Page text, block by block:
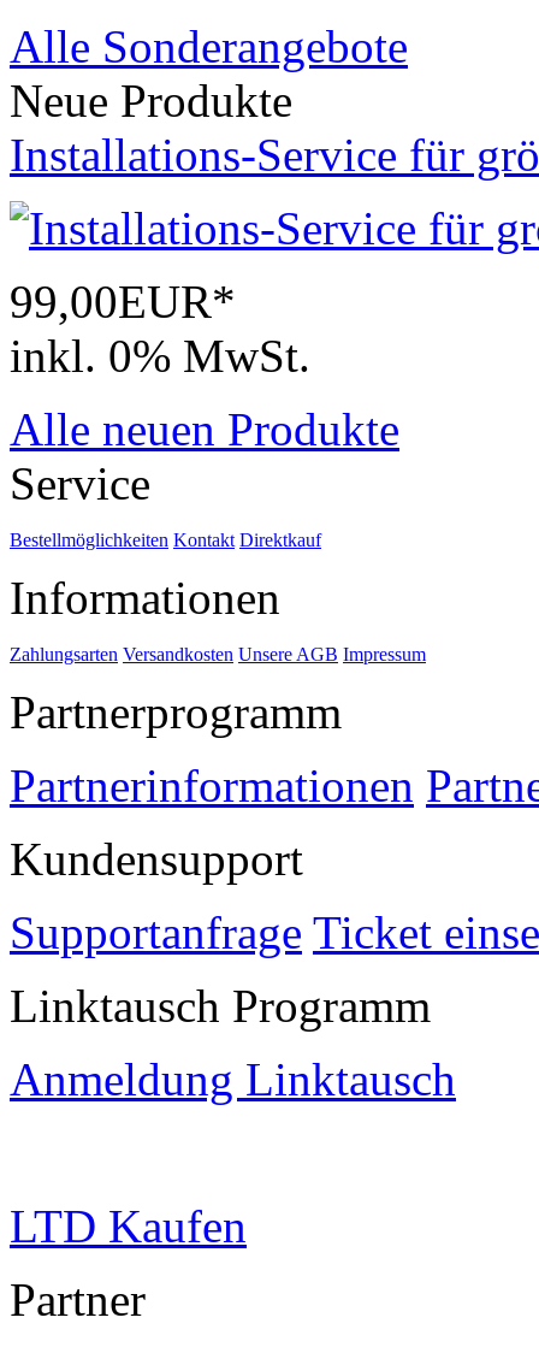
Alle Sonderangebote
Neue Produkte
Installations-Service für
99,00EUR*
inkl. 0% MwSt.
Alle neuen Produkte
Service
Bestellmöglichkeiten Kontakt Direktkauf
Informationen
Zahlungsarten Versandkosten Unsere AGB Impressum
Partnerprogramm
Partnerinformationen
Kundensupport
Supportanfrage Ticket
Linktausch Programm
Anmeldung Linktausch
LTD Kaufen
Partner